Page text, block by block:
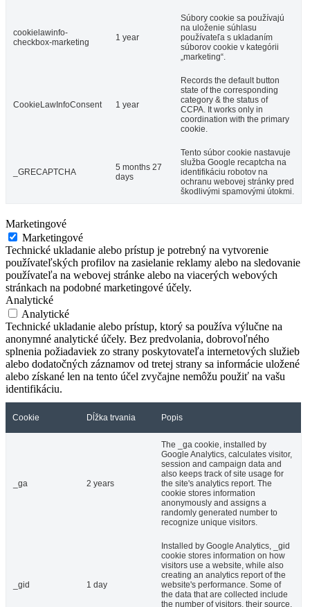
cookielawinfo-
checkbox-marketing
1 year
Súbory cookie sa používajú
na uloženie súhlasu
používateľa s ukladaním
súborov cookie v kategórii
„marketing“.
CookieLawInfoConsent 1 year
Records the default button
state of the corresponding
category & the status of
CCPA. It works only in
coordination with the primary
cookie.
_GRECAPTCHA
5 months 27
days
Tento súbor cookie nastavuje
služba Google recaptcha na
identifikáciu robotov na
ochranu webovej stránky pred
škodlivými spamovými útokmi.
Marketingové
Marketingové
Technické ukladanie alebo prístup je potrebný na vytvorenie
používateľských profilov na zasielanie reklamy alebo na sledovanie
používateľa na webovej stránke alebo na viacerých webových
stránkach na podobné marketingové účely.
Analytické
Analytické
Technické ukladanie alebo prístup, ktorý sa používa výlučne na
anonymné analytické účely. Bez predvolania, dobrovoľného
splnenia požiadaviek zo strany poskytovateľa internetových služieb
alebo dodatočných záznamov od tretej strany sa informácie uložené
alebo získané len na tento účel zvyčajne nemôžu použiť na vašu
identifikáciu.
Cookie Dĺžka trvania Popis
_ga 2 years
The _ga cookie, installed by
Google Analytics, calculates visitor,
session and campaign data and
also keeps track of site usage for
the site's analytics report. The
cookie stores information
anonymously and assigns a
randomly generated number to
recognize unique visitors.
_gid 1 day
Installed by Google Analytics, _gid
cookie stores information on how
visitors use a website, while also
creating an analytics report of the
website's performance. Some of
the data that are collected include
the number of visitors, their source,